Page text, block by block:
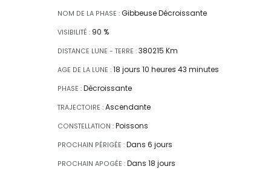
NOM DE LA PHASE : Gibbeuse Décroissante
VISIBILITÉ : 90 %
DISTANCE LUNE - TERRE : 380215 Km
AGE DE LA LUNE : 18 jours 10 heures 43 minutes
PHASE : Décroissante
TRAJECTOIRE : Ascendante
CONSTELLATION : Poissons
PROCHAIN PÉRIGÉE : Dans 6 jours
PROCHAIN APOGÉE : Dans 18 jours